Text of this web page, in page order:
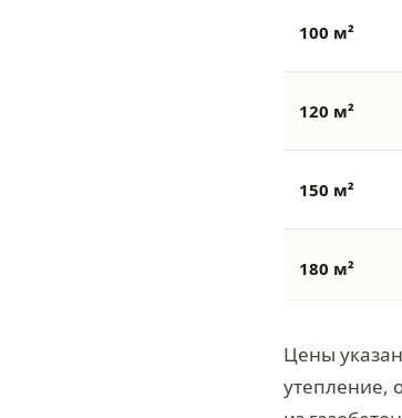
100 м²
120 м²
150 м²
180 м²
Цены
утепление,